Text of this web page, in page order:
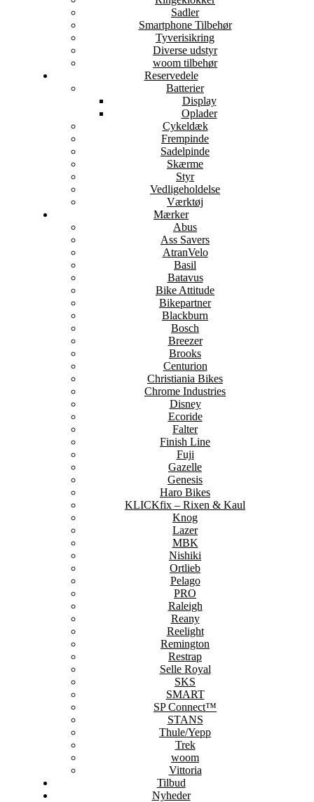
Sadler
Smartphone Tilbehør
Tyverisikring
Diverse udstyr
woom tilbehør
Reservedele
Batterier
Display
Oplader
Cykeldæk
Frempinde
Sadelpinde
Skærme
Styr
Vedligeholdelse
Værktøj
Mærker
Abus
Ass Savers
AtranVelo
Basil
Batavus
Bike Attitude
Bikepartner
Blackburn
Bosch
Breezer
Brooks
Centurion
Christiania Bikes
Chrome Industries
Disney
Ecoride
Falter
Finish Line
Fuji
Gazelle
Genesis
Haro Bikes
KLICKfix – Rixen & Kaul
Knog
Lazer
MBK
Nishiki
Ortlieb
Pelago
PRO
Raleigh
Reany
Reelight
Remington
Restrap
Selle Royal
SKS
SMART
SP Connect™
STANS
Thule/Yepp
Trek
woom
Vittoria
Tilbud
Nyheder